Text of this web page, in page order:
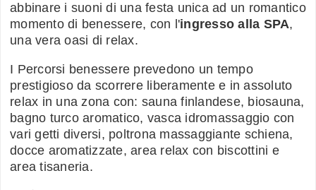
abbinare i suoni di una festa unica ad un romantico
momento di benessere, con l'ingresso alla SPA,
una vera oasi di relax.
I Percorsi benessere prevedono un tempo
prestigioso da scorrere liberamente e in assoluto
relax in una zona con: sauna finlandese, biosauna,
bagno turco aromatico, vasca idromassaggio con
vari getti diversi, poltrona massaggiante schiena,
docce aromatizzate, area relax con biscottini e
area tisaneria.